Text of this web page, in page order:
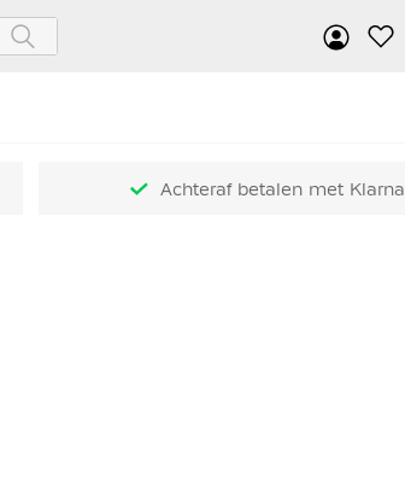
Achteraf betalen met Klarna